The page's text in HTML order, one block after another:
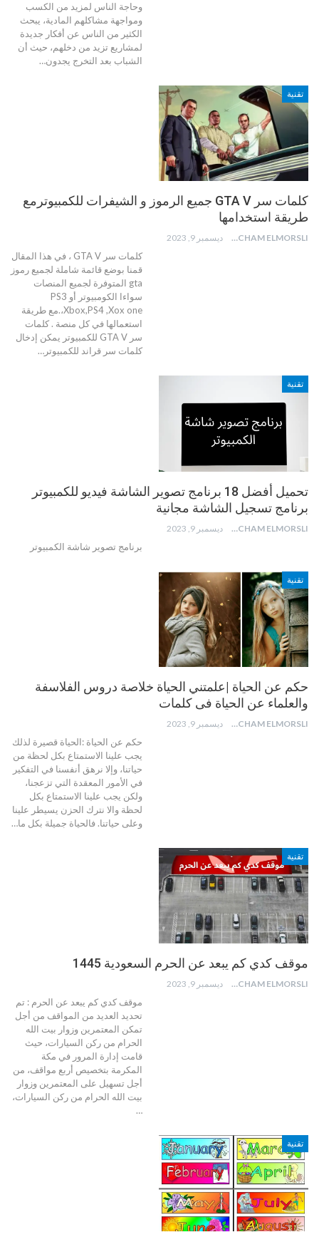
وحاجة الناس لمزيد من الكسب
ومواجهة مشاكلهم المادية، يبحث
الكثير من الناس عن أفكار جديدة
لمشاريع تزيد من دخلهم، حيث أن
الشباب بعد التخرج يجدون…
تقنية
كلمات سر GTA V جميع الرموز و الشيفرات للكمبيوترمع
طريقة استخدامها
HICHAM ELMORSLI ديسمبر 9, 2023
كلمات سر GTA V ، في هذا المقال
قمنا بوضع قائمة شاملة لجميع رموز
gta المتوفرة لجميع المنصات
سواءا الكومبيوتر أو PS3
،Xbox,PS4 ,Xox one.مع طريقة
استعمالها في كل منصة .كلمات
سر GTA V للكمبيوتر
يمكن إدخال
كلمات سر قراند للكمبيوتر …
تقنية
تحميل أفضل 18 برنامج تصوير الشاشة فيديو للكمبيوتر
برنامج تسجيل الشاشة مجانية
HICHAM ELMORSLI ديسمبر 9, 2023
برنامج تصوير شاشة الكمبيوتر
تقنية
حكم عن الحياة |علمتني الحياة خلاصة دروس الفلاسفة
والعلماء عن الحياة فى كلمات
HICHAM ELMORSLI ديسمبر 9, 2023
حكم عن الحياة :الحياة قصيرة لذلك
يجب علينا الاستمتاع بكل لحظة من
حياتنا، وإلا نرهق أنفسنا في التفكير
في الأمور المعقدة التي تزعجنا،
ولكن يجب علينا الاستمتاع بكل
لحظة والا نترك الحزن يسيطر علينا
وعلى حياتنا.فالحياة جميلة بكل ما…
تقنية
موقف كدي كم يبعد عن الحرم السعودية 1445
HICHAM ELMORSLI ديسمبر 9, 2023
موقف كدي كم يبعد عن الحرم : تم
تحديد العديد من المواقف من أجل
تمكن المعتمرين وزوار بيت الله
الحرام من ركن السيارات، حيث
قامت إدارة المرور في مكة
المكرمة بتخصيص أربع مواقف، من
أجل تسهيل على المعتمرين وزوار
بيت الله الحرام من ركن السيارات،
…
تقنية